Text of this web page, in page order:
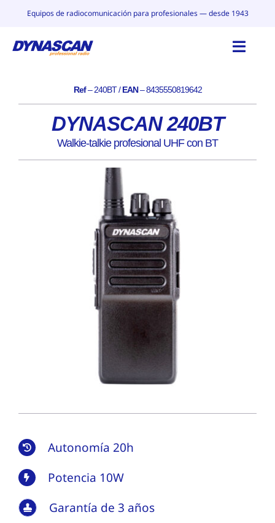
Saltar
contenido
Equipos de radiocomunicación para profesionales — desde 1943
CATÁLOGO
POR QUÉ DYNASCAN
Ref–240BT/EAN–8435550819642
DYNASCAN 240BT
Walkie-talkie profesional UHF con BT
Autonomía 20h
Potencia 10W
Garantía de 3 años